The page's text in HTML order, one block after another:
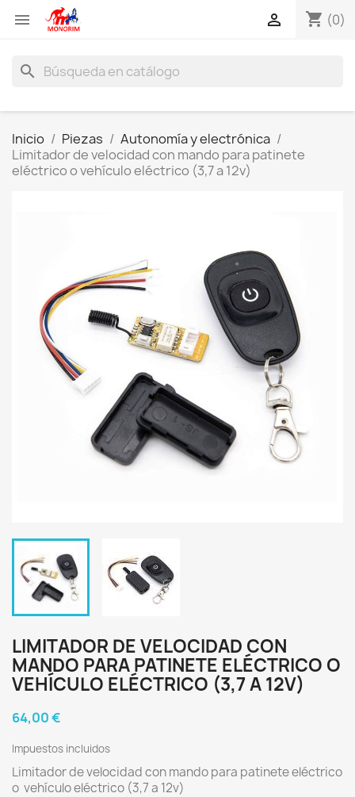
 shopping_cart (0)

search
Inicio Piezas
Autonomía y electrónica
Limitador de velocidad con mando para patinete
eléctrico o vehículo eléctrico (3,7 a 12v)
LIMITADOR DE VELOCIDAD CON
MANDO PARA PATINETE ELÉCTRICO O
VEHÍCULO ELÉCTRICO (3,7 A 12V)
64,00 €
Impuestos incluidos
Limitador de velocidad con mando para patinete eléctrico
o vehículo eléctrico (3,7 a 12v)